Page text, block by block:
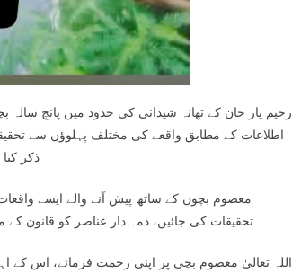
رحیم یار خان کے تھانہ شیدانی کی حدود میں پانچ
اطلاعات کے مطابق واقعے کی مختلف پہلوؤں سے
ذکر
معصوم بچوں کے ساتھ پیش آنے والے ایسے
تحقیقات کی جائیں، ذمہ دار عناصر کو قانون
اللہ تعالیٰ معصوم بچی پر اپنی رحمت فرمائے، اس کے